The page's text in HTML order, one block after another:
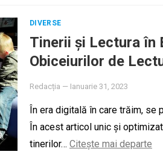
DIVERSE
Tinerii și Lectura în
Obiceiurilor de
Redacția — Ianuarie 31, 2023
În era digitală în care trăim, se
În acest articol unic și
tinerilor… Citește mai departe